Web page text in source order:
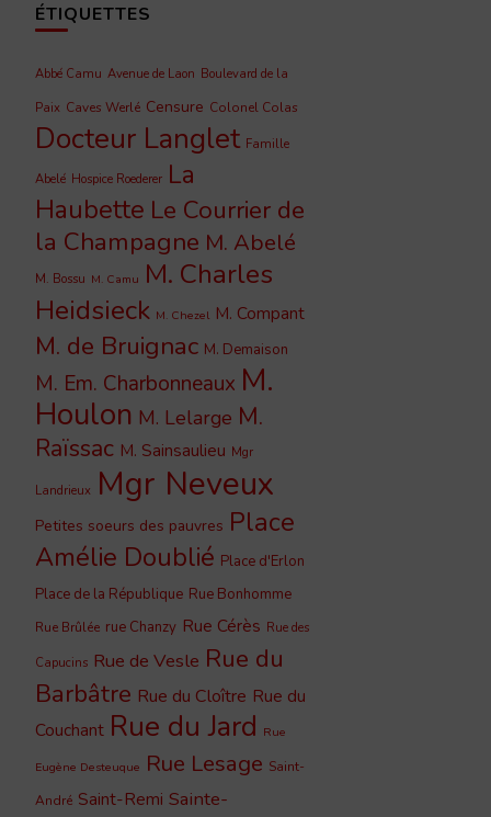
ÉTIQUETTES
Abbé Camu Avenue de Laon Boulevard de la
Paix Caves Werlé Censure Colonel Colas
Docteur Langlet Famille
Abelé Hospice Roederer La
Haubette Le Courrier de
la Champagne M. Abelé
M. Bossu M. Camu M. Charles
Heidsieck M. Chezel M. Compant
M. de Bruignac M. Demaison
M. Em. Charbonneaux M.
Houlon M. Lelarge M.
Raïssac M. Sainsaulieu Mgr
Landrieux Mgr Neveux
Petites soeurs des pauvres Place
Amélie Doublié Place d'Erlon
Place de la République Rue Bonhomme
Rue Brûlée rue Chanzy Rue Cérès Rue des
Capucins Rue de Vesle Rue du
Barbâtre Rue du Cloître Rue du
Couchant Rue du Jard Rue
Eugène Desteuque Rue Lesage Saint-
André Saint-Remi Sainte-